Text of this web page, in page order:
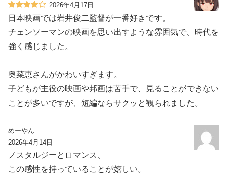
2026年4月17日
日本映画では岩井俊二監督が一番好きです。
チェンソーマンの映画を思い出すような雰囲気で、時代を
強く感じました。
奥菜恵さんがかわいすぎます。
子どもが主役の映画や邦画は苦手で、見ることができない
ことが多いですが、短編ならサクッと観られました。
めーやん
2026年4月14日
ノスタルジーとロマンス、
この感性を持っていることが嬉しい。